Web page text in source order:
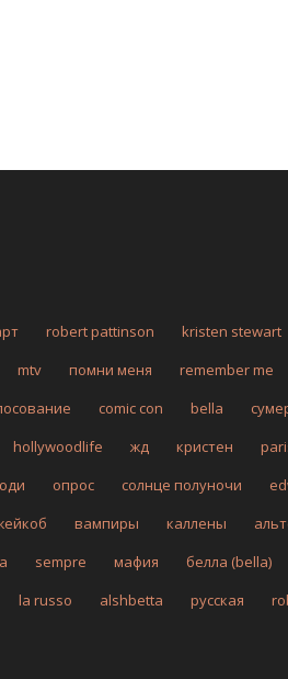
robert pattinson kristen stewart
mtv помни меня remember me
comic con bella
hollywoodlife жд кристен
опрос солнце полуночи
вампиры каллены
sempre мафия белла (bella)
la russo alshbetta русская